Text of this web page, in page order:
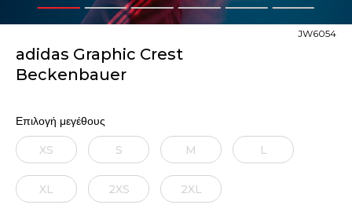
1 2 3 4 5 6
adidas Graphic Crest
Beckenbauer
JW6054
Επιλογή μεγέθους
XS S M L
XL 2XS 2XL